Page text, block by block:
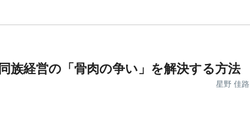
同族経営の「骨肉の争い」を解決する方法
星野 佳路